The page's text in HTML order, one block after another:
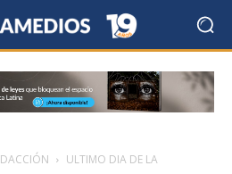
ULTIMO DIA DE LA